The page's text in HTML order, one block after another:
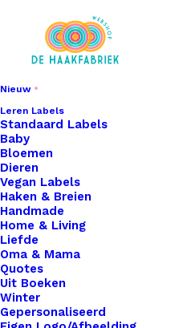
Nieuw
Leren Labels
Standaard Labels
Baby
Bloemen
Dieren
Vegan Labels
Haken & Breien
Handmade
Home & Living
Liefde
Oma & Mama
Quotes
Uit Boeken
Winter
Gepersonaliseerd